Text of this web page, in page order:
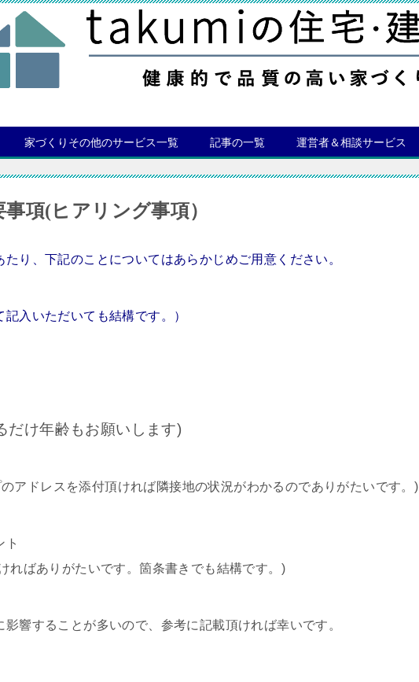
家づくりその他のサービス一覧 記事の一覧 運営者＆相談サービス
項(ヒアリング事項）
り、下記のことについてはあらかじめご用意ください。
記入いただいても結構です。）
け年齢もお願いします)
アドレスを添付頂ければ隣接地の状況がわかるのでありがたいです。)
ト
ればありがたいです。箇条書きでも結構です。)
響することが多いので、参考に記載頂ければ幸いです。